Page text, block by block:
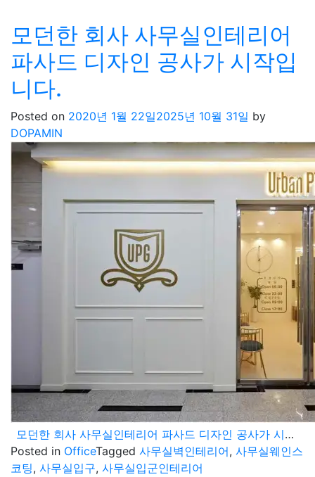
모던한 회사 사무실인테리어
파사드 디자인 공사가 시작입
니다.
Posted on 2020년 1월 22일2025년 10월 31일 by
DOPAMIN
모던한 회사 사무실인테리어 파사드 디자인 공사가 시작입니다.
Posted in OfficeTagged 사무실벽인테리어, 사무실웨인스
코팅, 사무실입구, 사무실입군인테리어